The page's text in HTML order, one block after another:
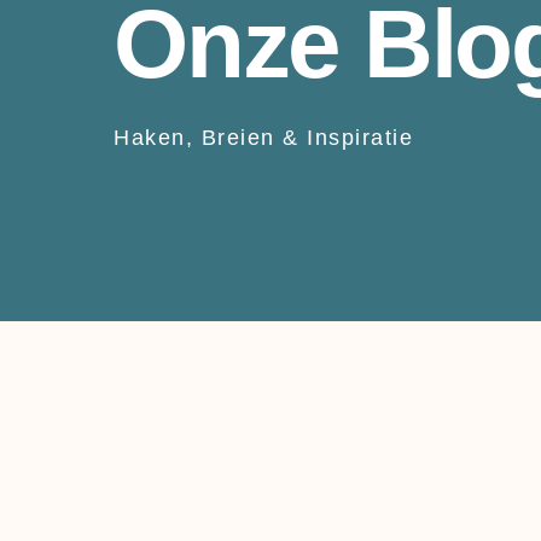
Onze
Haken, Breien & Inspiratie